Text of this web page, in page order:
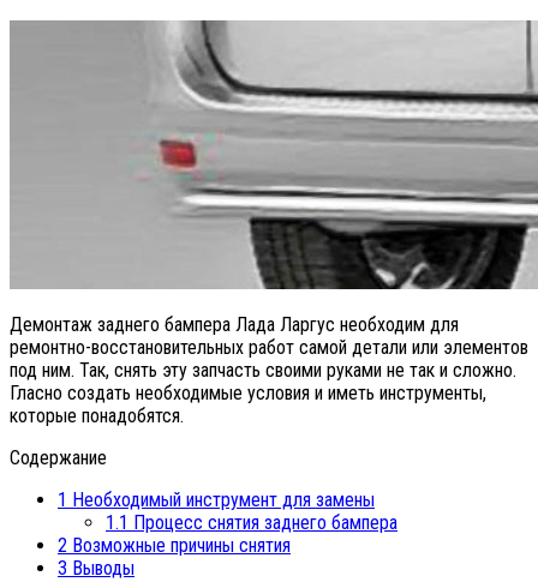
Демонтаж заднего бампера Лада Ларгус необходим для
ремонтно-восстановительных работ самой детали или элементов
под ним. Так, снять эту запчасть своими руками не так и сложно.
Гласно создать необходимые условия и иметь инструменты,
которые понадобятся.
Содержание
1 Необходимый инструмент для замены
1.1 Процесс снятия заднего бампера
2 Возможные причины снятия
3 Выводы